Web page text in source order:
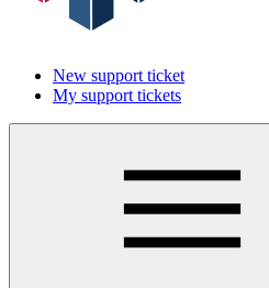
New support ticket
My support tickets